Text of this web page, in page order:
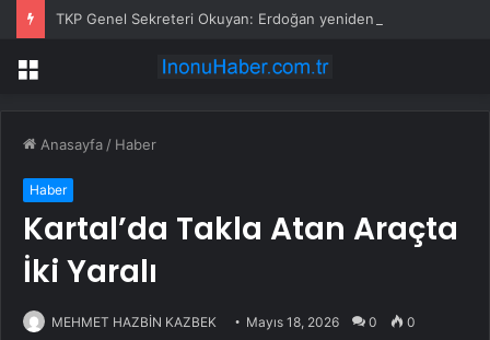
Menü
Anasayfa / Haber
Haber
Kartal’da Takla Atan Araçta
İki Yaralı
MEHMET HAZBİN KAZBEK Mayıs 18, 2026 0 0